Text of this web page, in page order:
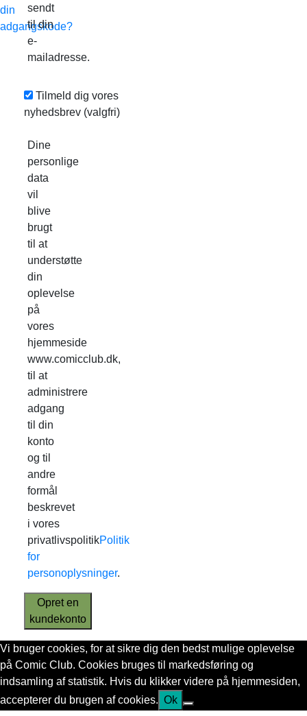
din
adgangskode?
sendt
til din
e-
mailadresse.
Tilmeld dig vores
nyhedsbrev (valgfri)
Dine
personlige
data
vil
blive
brugt
til at
understøtte
din
oplevelse
på
vores
hjemmeside
www.comicclub.dk,
til at
administrere
adgang
til din
konto
og til
andre
formål
beskrevet
i vores
privatlivspolitikPolitik
for
personoplysninger.
Opret en
kundekonto
Vi bruger cookies, for at sikre dig den bedst mulige oplevelse
på Comic Club. Cookies bruges til markedsføring og
indsamling af statistik. Hvis du klikker videre på hjemmesiden,
accepterer du brugen af cookies. Ok